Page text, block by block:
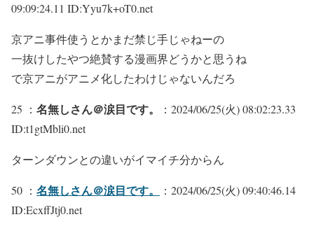
09:09:24.11 ID:Yyu7k+oT0.net
京アニ事件使うとかまだ禁じ手じゃねーの
一抜けしたやつ絶賛する漫画界どうかと思うね
で京アニがアニメ化したわけじゃないんだろ
25 ： 名無しさん＠涙目です。
：2024/06/25(火) 08:02:23.33
ID:t1gtMbli0.net
ターンダウンとの違いがイマイチ分からん
50 ： 名無しさん＠涙目です。
：2024/06/25(火) 09:40:46.14
ID:EcxffJtj0.net